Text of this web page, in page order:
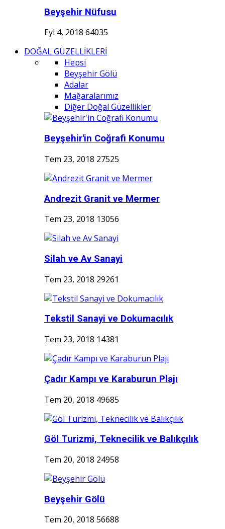
Beyşehir Nüfusu
Eyl 4, 2018 64035
DOĞAL GÜZELLİKLERİ
Hepsi
Beyşehir Gölü
Adalar
Mağaralarımız
Diğer Doğal Güzellikler
Beyşehir'in Coğrafi Konumu
Tem 23, 2018 27525
Andrezit Granit ve Mermer
Tem 23, 2018 13056
Silah ve Av Sanayi
Tem 23, 2018 29261
Tekstil Sanayi ve Dokumacılık
Tem 23, 2018 14381
Çadır Kampı ve Karaburun Plajı
Tem 20, 2018 49685
Göl Turizmi, Teknecilik ve Balıkçılık
Tem 20, 2018 24958
Beyşehir Gölü
Tem 20, 2018 56688